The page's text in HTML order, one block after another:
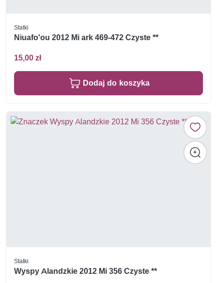
Statki
Niuafo'ou 2012 Mi ark 469-472 Czyste **
15,00 zł
Dodaj do koszyka
Statki
Wyspy Alandzkie 2012 Mi 356 Czyste **